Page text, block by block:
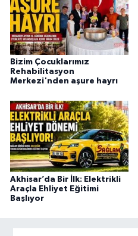
Bizim Çocuklarımız
Rehabilitasyon
Merkezi'nden aşure hayrı
Akhisar’da Bir İlk: Elektrikli
Araçla Ehliyet Eğitimi
Başlıyor